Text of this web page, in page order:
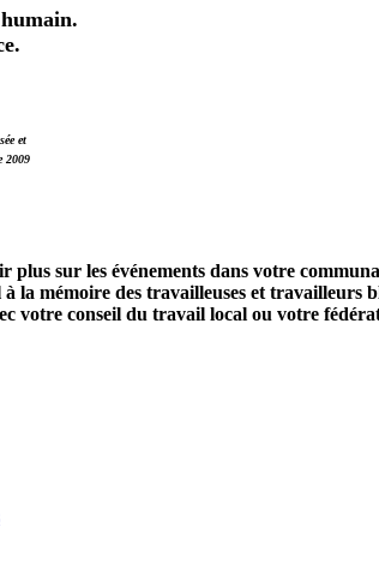
et
2009
plus sur les événements dans votre
la mémoire des travailleuses et travailleurs
votre conseil du travail local ou votre